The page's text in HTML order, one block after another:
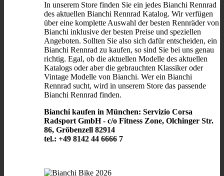
In unserem Store finden Sie ein jedes Bianchi Rennrad
des aktuellen Bianchi Rennrad Katalog. Wir verfügen
über eine komplette Auswahl der besten Rennräder von
Bianchi inklusive der besten Preise und speziellen
Angeboten. Sollten Sie also sich dafür entscheiden, ein
Bianchi Rennrad zu kaufen, so sind Sie bei uns genau
richtig. Egal, ob die aktuellen Modelle des aktuellen
Katalogs oder aber die gebrauchten Klassiker oder
Vintage Modelle von Bianchi. Wer ein Bianchi
Rennrad sucht, wird in unserem Store das passende
Bianchi Rennrad finden.
Bianchi kaufen in München: Servizio Corsa
Radsport GmbH - c/o Fitness Zone, Olchinger Str.
86, Gröbenzell 82914
tel.: +49 8142 44 6666 7